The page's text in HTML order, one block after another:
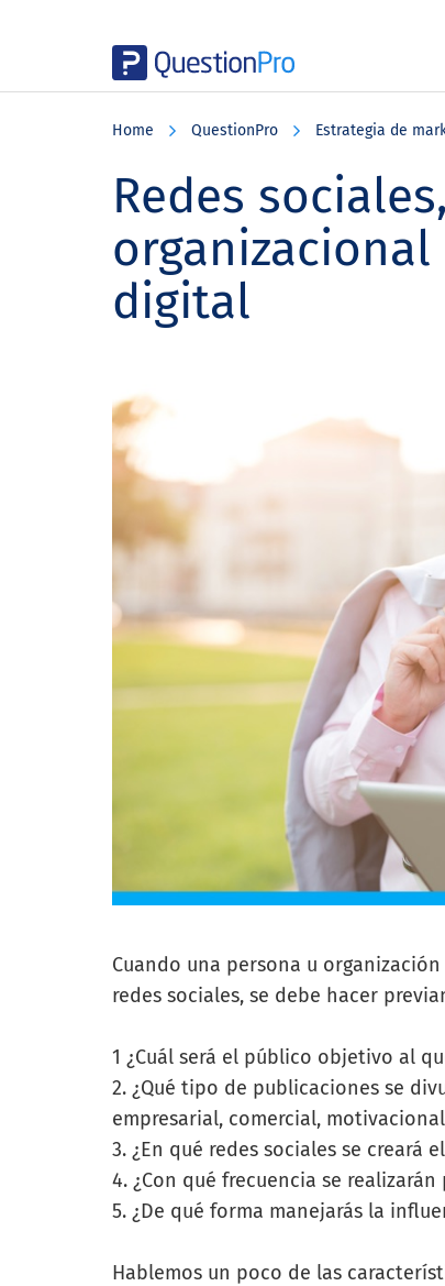
Home QuestionPro Estrategia de
Redes
digital
Cuando una persona u
redes sociales, se debe hacer
1 ¿Cuál será el público objetivo al
2. ¿Qué tipo de publicaciones se
empresarial, comercial,
3. ¿En qué redes sociales se creará
4. ¿Con qué frecuencia se
5. ¿De qué forma manejarás la
Hablemos un poco de las